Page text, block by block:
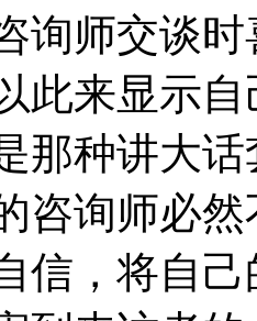
询师交谈
此来显示
那种讲大
咨询师必
信，将自